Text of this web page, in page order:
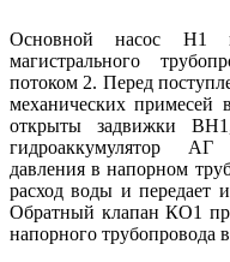
Основной насос Н1
магистрального
потоком 2. Перед
механических
открыты задвижки
гидроаккумулятор АГ
давления в напорном
расход воды и передает
Обратный клапан КО1
напорного трубопровода